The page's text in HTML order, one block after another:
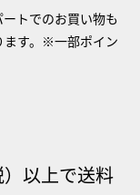
トでのお買い物も
ます。※一部ポイン
以上で送料